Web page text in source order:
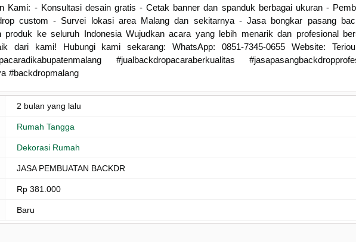
Kami: - Konsultasi desain gratis - Cetak banner dan spanduk berbagai ukuran -
custom - Survei lokasi area Malang dan sekitarnya - Jasa bongkar pasang
produk ke seluruh Indonesia Wujudkan acara yang lebih menarik dan profesional
dari kami! Hubungi kami sekarang: WhatsApp: 0851-7345-0655 Website:
#jualbackdropacaraberkualitas
#backdropmalang
2 bulan yang lalu
Rumah Tangga
Dekorasi Rumah
JASA PEMBUATAN BACKDR
Rp 381.000
Baru